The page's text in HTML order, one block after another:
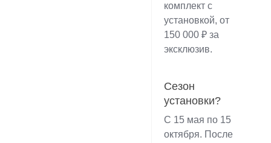
комплект с
установкой, от
150 000 ₽ за
эксклюзив.
Сезон
установки?
С 15 мая по 15
октября. После